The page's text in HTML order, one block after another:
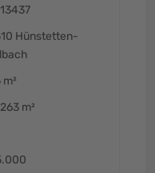
Hünstetten-
m²